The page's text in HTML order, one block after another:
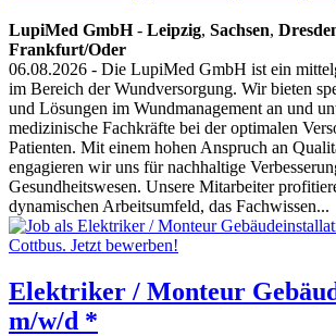
LupiMed GmbH- Leipzig, Sachsen,
Frankfurt/Oder
06.08.2026 - Die LupiMed GmbH ist ein
im Bereich der Wundversorgung. Wir bieten
und Lösungen im Wundmanagement an und
medizinische Fachkräfte bei der optimalen
Patienten. Mit einem hohen Anspruch an
engagieren wir uns für nachhaltige
Gesundheitswesen. Unsere Mitarbeiter
dynamischen Arbeitsumfeld, das Fachwissen...
Elektriker / Monteur
m/w/d *